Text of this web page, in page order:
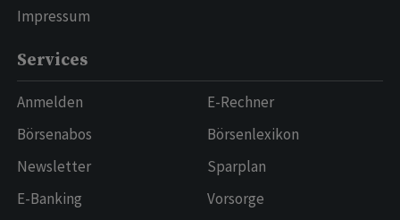
Impressum
Services
Anmelden
Börsenabos
Newsletter
E-Banking
E-Rechner
Börsenlexikon
Sparplan
Vorsorge